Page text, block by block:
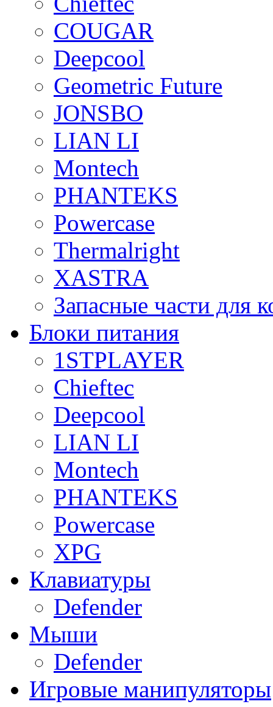
COUGAR
Deepcool
Geometric Future
JONSBO
LIAN LI
Montech
PHANTEKS
Powercase
Thermalright
XASTRA
Запасные части для
Блоки питания
1STPLAYER
Chieftec
Deepcool
LIAN LI
Montech
PHANTEKS
Powercase
XPG
Клавиатуры
Defender
Мыши
Defender
Игровые манипуляторы